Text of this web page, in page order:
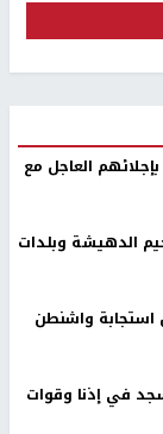
العاجل مع
الدهيشة وبلدات
واشنطن
في إذنا وقوات